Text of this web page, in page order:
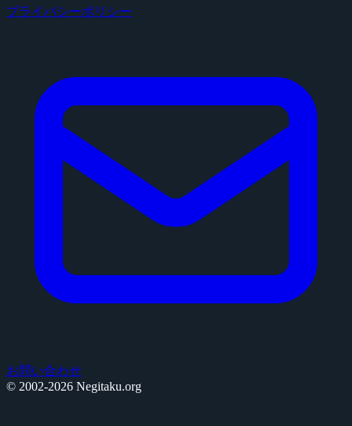
プライバシーポリシー
お問い合わせ
© 2002-2026 Negitaku.org